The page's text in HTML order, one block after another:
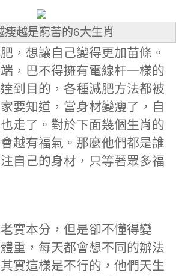
瘦越是窮苦的6大生肖
，想讓自己變得更加苗條。
，巴不得擁有電線杆一樣的
到目的，各種減肥方法都被
要知道，當身材變瘦了，自
走了。對於下面幾個生肖的
越有福氣。那麼他們都是誰
自己的身材，只等著眾多福
實本分，但是卻不懂得變
重，每天都會想不同的辦法
實這樣是不行的，他們天生